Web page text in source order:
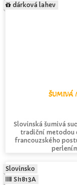
ŠUMIVÁ
Slovinská šumivá
tradiční metodou
francouzského
dárková lahev
Slovinsko
SI1813A